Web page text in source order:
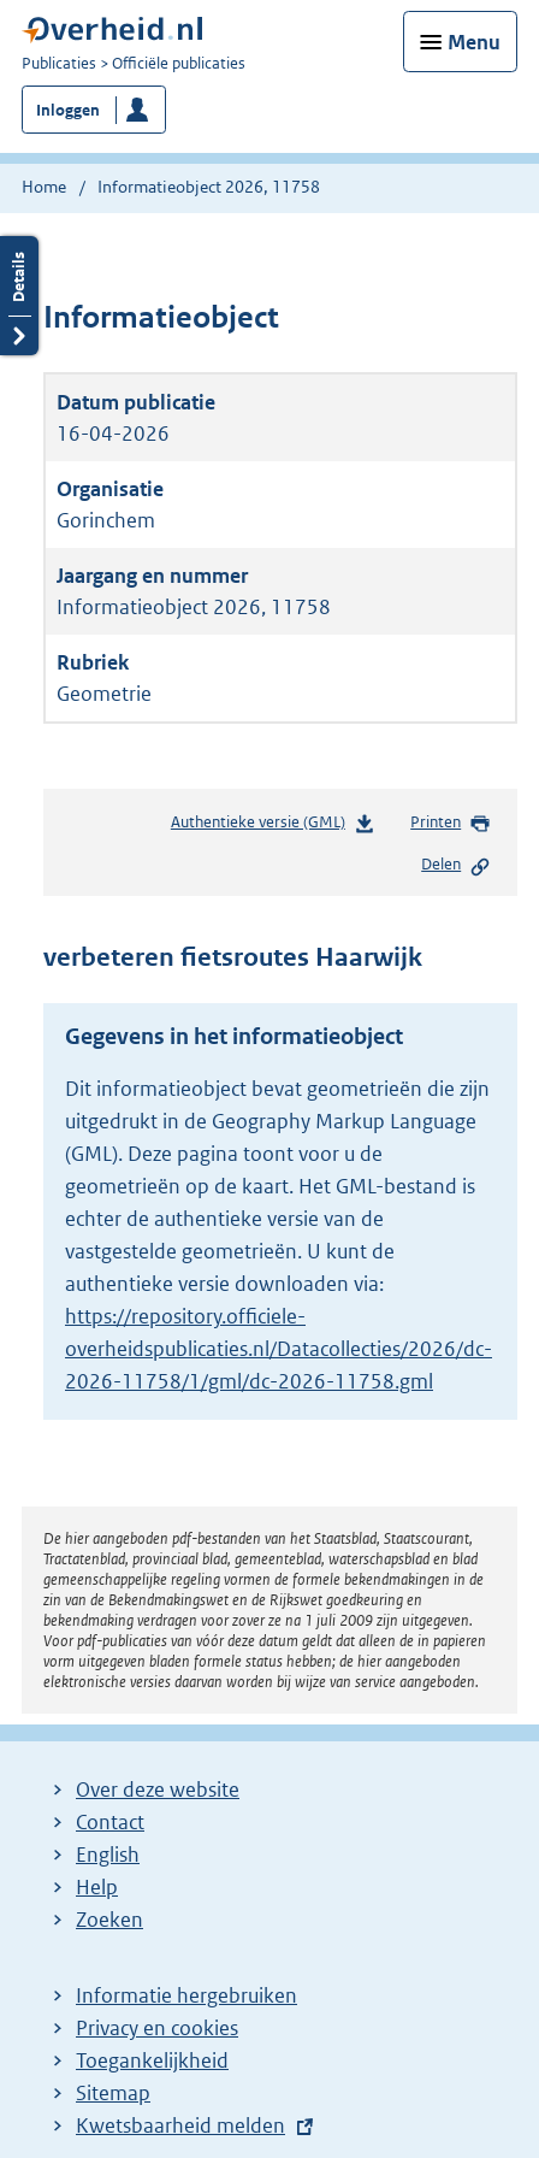
Menu
U
bent
nu
hier:
Publicaties Officiële publicaties
Inloggen
Home Informatieobject 2026, 11758
Informatieobject
16-04-2026
Gorinchem
Informatieobject 2026, 11758
Geometrie
Authentieke versie (GML)b
n
s
r
o
t
t
e
3
K
b
Printen
Delen
verbeteren fietsroutes Haarwijk
Gegevens in het informatieobject
Dit informatieobject bevat geometrieën die zijn
uitgedrukt in de Geography Markup Language
(GML). Deze pagina toont voor u de
geometrieën op de kaart. Het GML-bestand is
echter de authentieke versie van de
vastgestelde geometrieën. U kunt de
authentieke versie downloaden via:
https://repository.officiele-
overheidspublicaties.nl/Datacollecties/2026/dc-
2026-11758/1/gml/dc-2026-11758.gml
Disclaimer
De hier aangeboden pdf-bestanden van het Staatsblad, Staatscourant,
Tractatenblad, provinciaal blad, gemeenteblad, waterschapsblad en blad
gemeenschappelijke regeling vormen de formele bekendmakingen in de
zin van de Bekendmakingswet en de Rijkswet goedkeuring en
bekendmaking verdragen voor zover ze na 1 juli 2009 zijn uitgegeven.
Voor pdf-publicaties van vóór deze datum geldt dat alleen de in papieren
vorm uitgegeven bladen formele status hebben; de hier aangeboden
elektronische versies daarvan worden bij wijze van service aangeboden.
Over deze website
Contact
English
Help
Zoeken
Informatie hergebruiken
Privacy en cookies
Toegankelijkheid
Sitemap
E
Kwetsbaarheid melden